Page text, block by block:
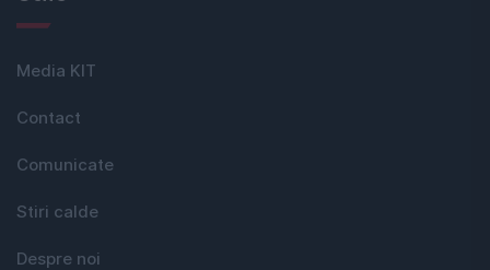
Media KIT
Contact
Comunicate
Stiri calde
Despre noi